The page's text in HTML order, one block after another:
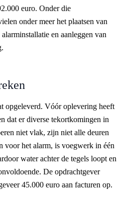
euro. Onder die
onder meer het plaatsen van
en aanleggen van
opgeleverd. Vóór oplevering heeft
dat er diverse tekortkomingen in
niet vlak, zijn niet alle deuren
voor het alarm, is voegwerk in één
water achter de tegels loopt en
De opdrachtgever
45.000 euro aan facturen op.